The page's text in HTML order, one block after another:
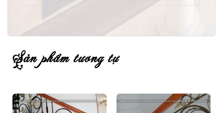
sản phẩm tương tự